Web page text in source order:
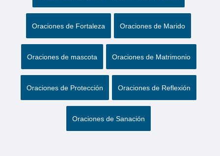
Oraciones de Fortaleza Oraciones de Marido
Oraciones de mascota Oraciones de Matrimonio
Oraciones de Protección Oraciones de Reflexión
Oraciones de Sanación